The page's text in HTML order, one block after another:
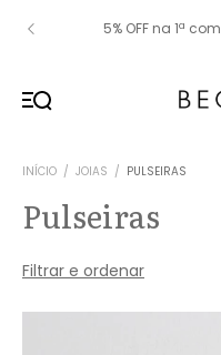
5% OFF na 1ª
INÍCIO / JOIAS / PULSEIRAS
Pulseiras
Filtrar e ordenar